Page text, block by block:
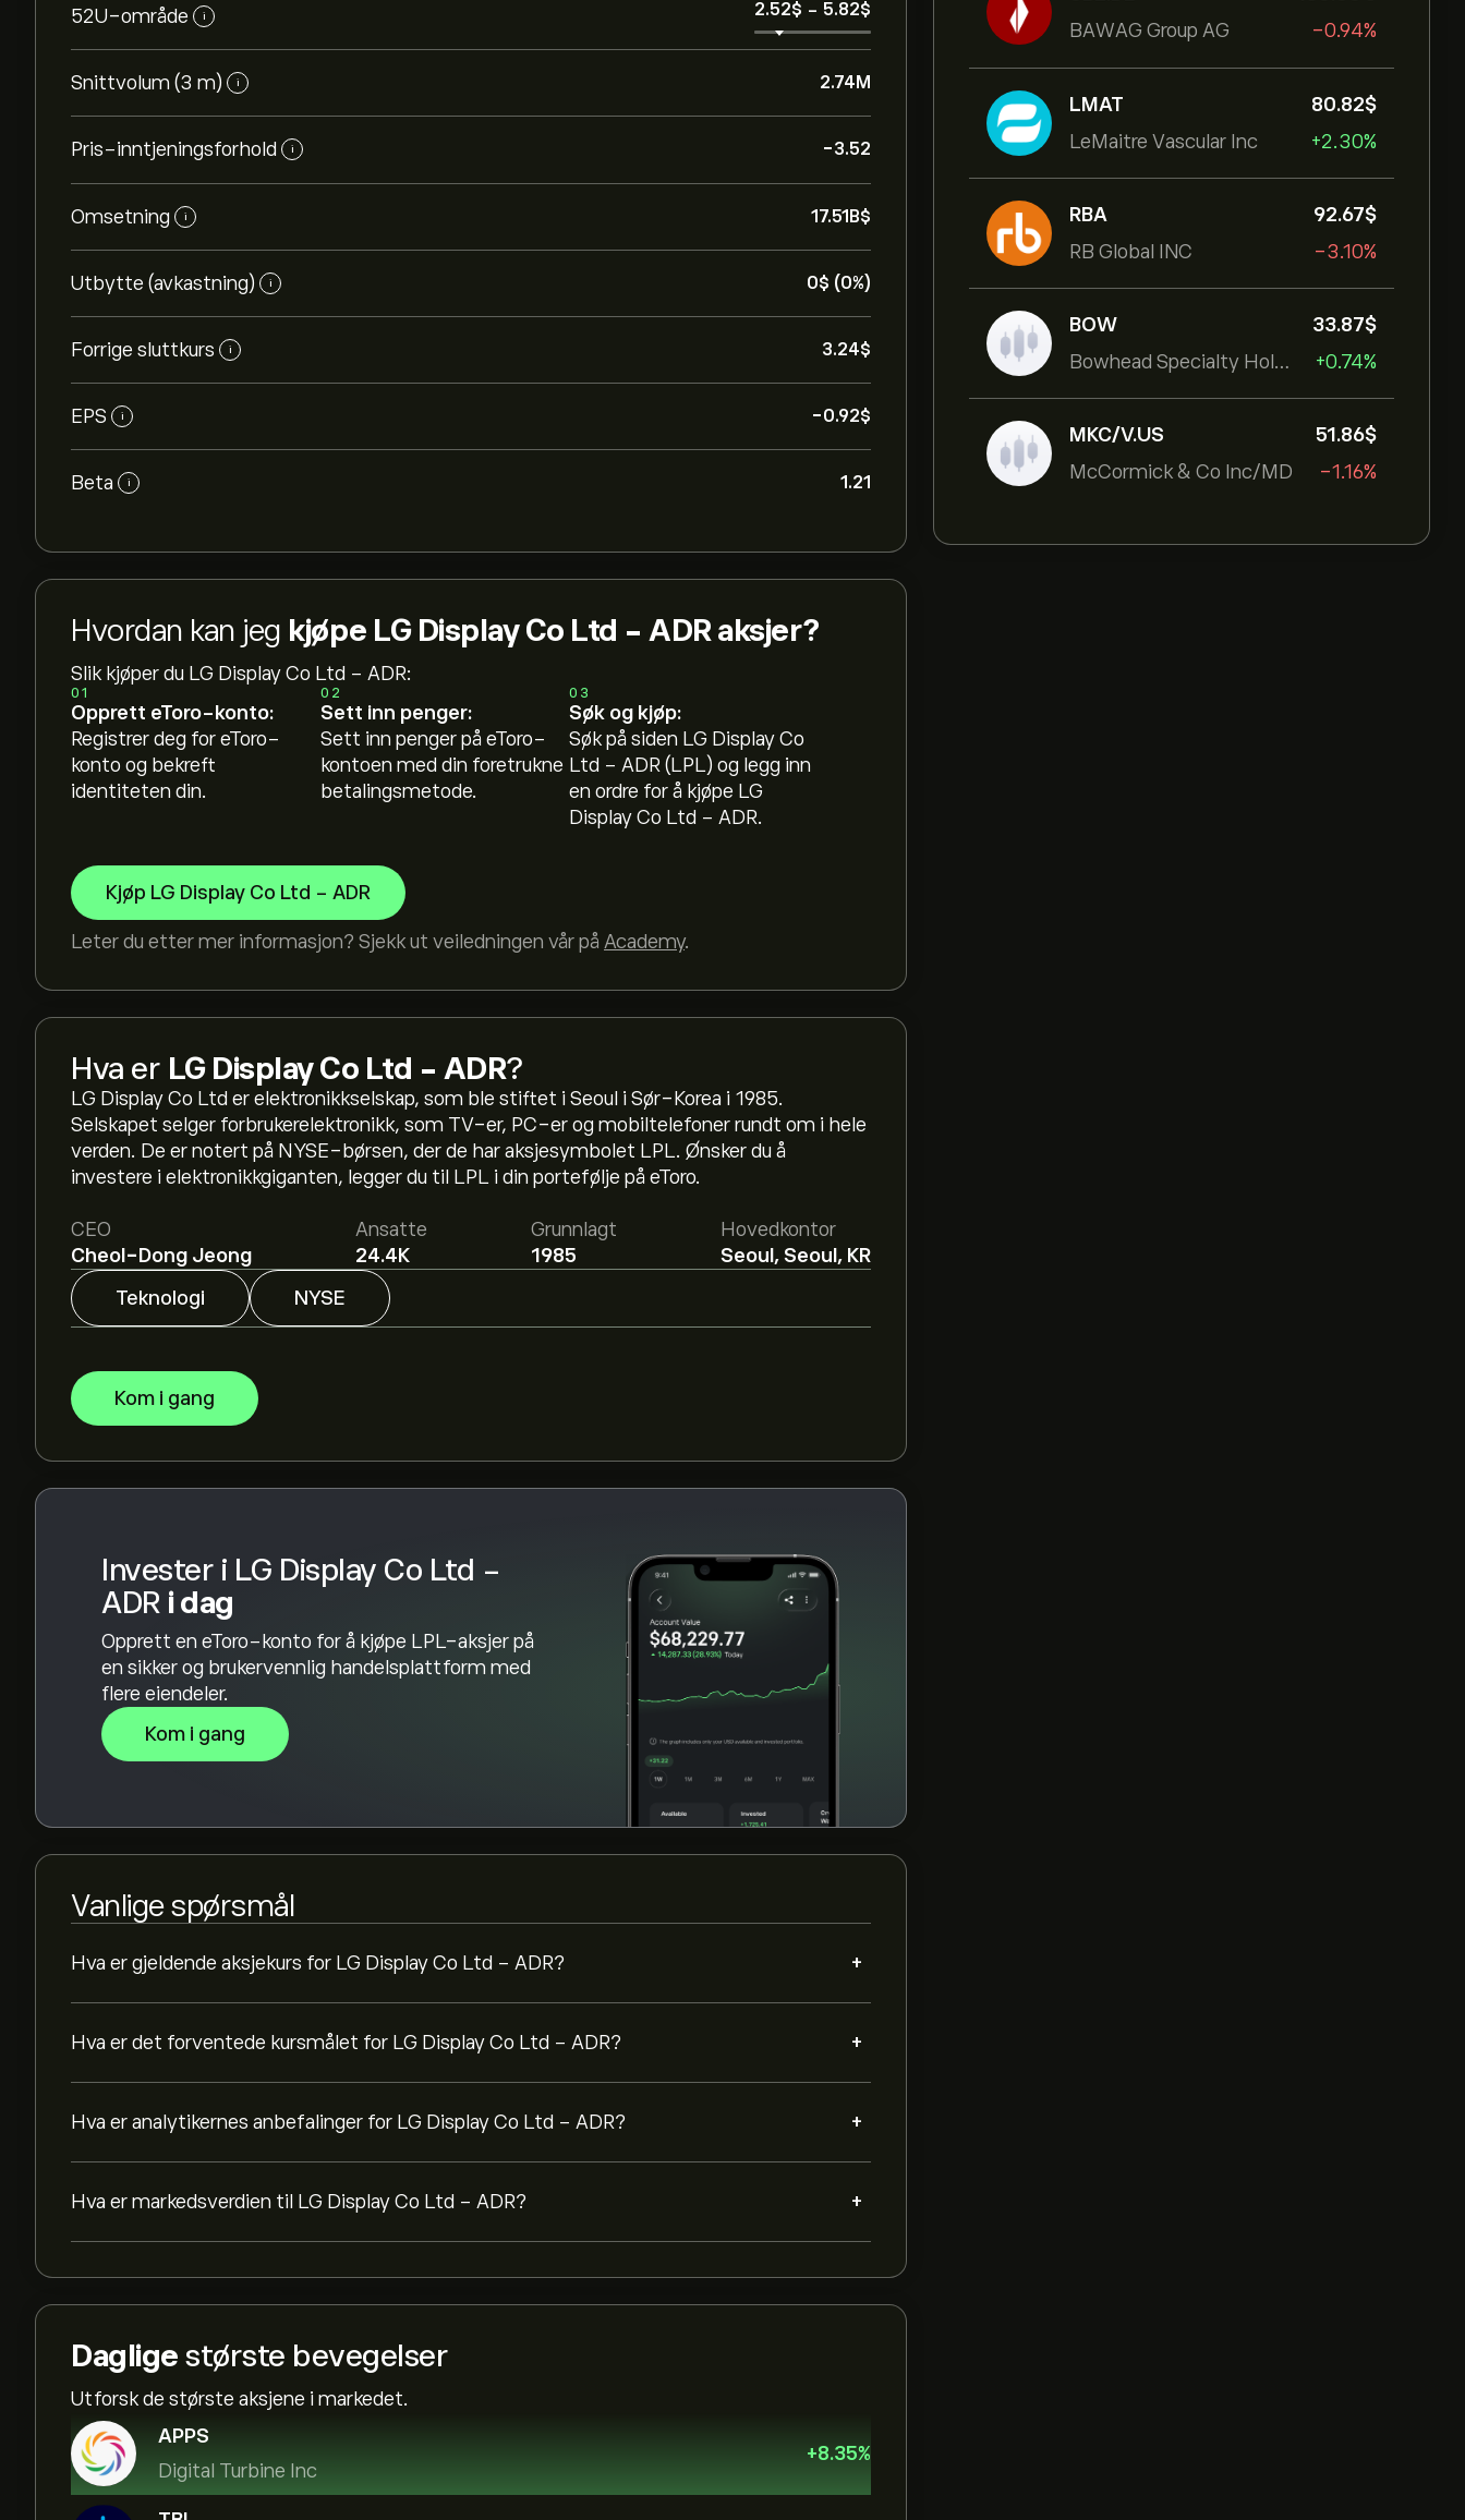
BAWAG Group AG
-0.94%
LMAT
LeMaitre Vascular Inc
80.82‎$‎
+2.30%
RBA
RB Global INC
92.67‎$‎
-3.10%
BOW
Bowhead Specialty Holdings Inc
33.87‎$‎
+0.74%
MKC/V.US
McCormick & Co Inc/MD
51.86‎$‎
-1.16%
52U-område i 2.52‎$‎ - 5.82‎$‎
Snittvolum (3 m) i 2.74M
Pris-inntjeningsforhold i -3.52
Omsetning i 17.51B‎$‎
Utbytte (avkastning) i 0‎$‎ (0%)
Forrige sluttkurs i 3.24‎$‎
EPS i -0.92‎$‎
Beta i 1.21
Hvordan kan jeg kjøpe LG Display Co Ltd - ADR aksjer?
Slik kjøper du LG Display Co Ltd - ADR:
01
Opprett eToro-konto:
Registrer deg for eToro-
konto og bekreft
identiteten din.
02
Sett inn penger:
Sett inn penger på eToro-
kontoen med din foretrukne
betalingsmetode.
03
Søk og kjøp:
Søk på siden LG Display Co
Ltd - ADR (LPL) og legg inn
en ordre for å kjøpe LG
Display Co Ltd - ADR.
Kjøp LG Display Co Ltd - ADR
Leter du etter mer informasjon? Sjekk ut veiledningen vår på Academy.
Hva er LG Display Co Ltd - ADR?
LG Display Co Ltd er elektronikkselskap, som ble stiftet i Seoul i Sør-Korea i 1985.
Selskapet selger forbrukerelektronikk, som TV-er, PC-er og mobiltelefoner rundt om i hele
verden. De er notert på NYSE-børsen, der de har aksjesymbolet LPL. Ønsker du å
investere i elektronikkgiganten, legger du til LPL i din portefølje på eToro.
CEO
Cheol-Dong Jeong
Ansatte
24.4K
Grunnlagt
1985
Hovedkontor
Seoul, Seoul, KR
Teknologi
NYSE
Kom i gang
Invester i LG Display Co Ltd -
ADR i dag
Opprett en eToro-konto for å kjøpe LPL-aksjer på
en sikker og brukervennlig handelsplattform med
flere eiendeler.
Kom i gang
Vanlige spørsmål
Hva er gjeldende aksjekurs for LG Display Co Ltd - ADR? +
Den nåværende prisen på LPL er 3.24‎$‎.
Hva er det forventede kursmålet for LG Display Co Ltd - ADR? +
Det gjennomsnittlige kursmålet for LG Display Co Ltd - ADR er 3.24‎$‎.Registrer deg
Hva er analytikernes anbefalinger for LG Display Co Ltd - ADR? +
Analytikere gir forventninger for LG Display Co Ltd - ADR basert på markedstrender,
finansielle rapporter og forventet vekst. Sjekk de nyeste forventningene for fremtidige
prisbevegelser.
Hva er markedsverdien til LG Display Co Ltd - ADR? +
Daglige største bevegelser
Utforsk de største aksjene i markedet.
APPS
Digital Turbine Inc
+8.35%